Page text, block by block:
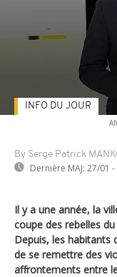
By Serge Patrick
Dernière MAJ: 27/01 -
INFO DU JOUR
Il y a une année, la
coupe des rebelles
Depuis, les habitants
de se remettre des
affrontements entre